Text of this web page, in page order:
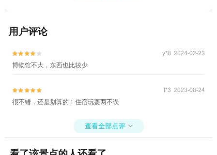
+灵隐飞来峰景区+塘栖古镇+天子地山野乐
园+杭州鼓楼+良渚古城遗址公园+京杭大运
河杭州景区+《西湖之夜》演出+九溪十八涧
+西溪3D奇幻艺术馆+天目山月亮湾漂流+杭
州博物馆+西湖音乐喷泉+太子湾公园+西湖
+西溪草堂+临安碧雪湖山庄+临安碧雪湖真
人CS基地+临安圆正宾馆笋宴自助餐+临安大
+嘉善拳王休闲农庄+西溪3D奇幻艺术馆+杭
国家湿地公园+嘉善大云+萧山钱江观潮城
+海宁潮+西溪黑根蜡像馆+嘉兴清池温泉+西
溪草堂+嘉兴南北湖嘉蔓基基地+TT野战真人
CS(西溪店)+球幕体验馆+嘉兴喜洋洋儿童乐
园+西溪湿地印象摇橹船+西溪庄园+南浔金
华庄生态园+西塘本地玩乐+乌镇一日游+西
溪天堂商业街+灵隐寺+乌村+南浔古镇冰雪
世界+新西塘越里+中国邮政(乌镇邮局)+嘉兴
用户评论

 y*8 2024-02-23
博物馆不大，东西也比较少

 t*3 2023-08-24
很不错，还是划算的！住宿玩耍两不误
查看全部点评 